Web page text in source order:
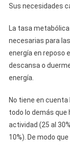
Sus necesidades
La tasa
necesarias para
energía en reposo
descansa o
energía.
No tiene en
todo lo demás que
actividad (25 al
10%). De modo